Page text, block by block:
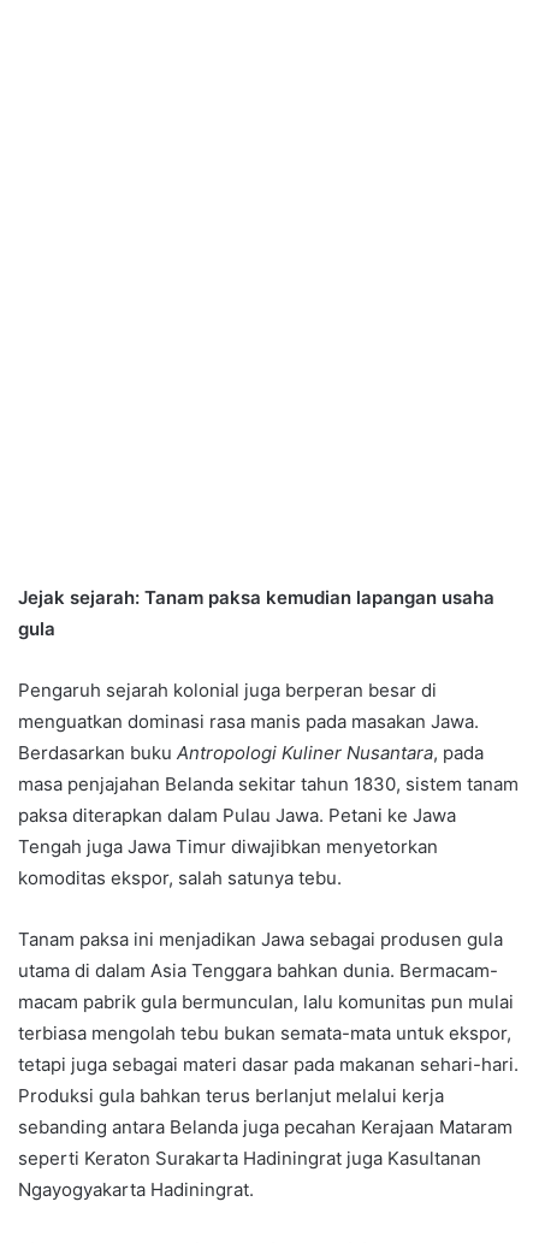
Jejak sejarah: Tanam paksa kemudian lapangan usaha
gula
Pengaruh sejarah kolonial juga berperan besar di
menguatkan dominasi rasa manis pada masakan Jawa.
Berdasarkan buku Antropologi Kuliner Nusantara, pada
masa penjajahan Belanda sekitar tahun 1830, sistem tanam
paksa diterapkan dalam Pulau Jawa. Petani ke Jawa
Tengah juga Jawa Timur diwajibkan menyetorkan
komoditas ekspor, salah satunya tebu.
Tanam paksa ini menjadikan Jawa sebagai produsen gula
utama di dalam Asia Tenggara bahkan dunia. Bermacam-
macam pabrik gula bermunculan, lalu komunitas pun mulai
terbiasa mengolah tebu bukan semata-mata untuk ekspor,
tetapi juga sebagai materi dasar pada makanan sehari-hari.
Produksi gula bahkan terus berlanjut melalui kerja
sebanding antara Belanda juga pecahan Kerajaan Mataram
seperti Keraton Surakarta Hadiningrat juga Kasultanan
Ngayogyakarta Hadiningrat.